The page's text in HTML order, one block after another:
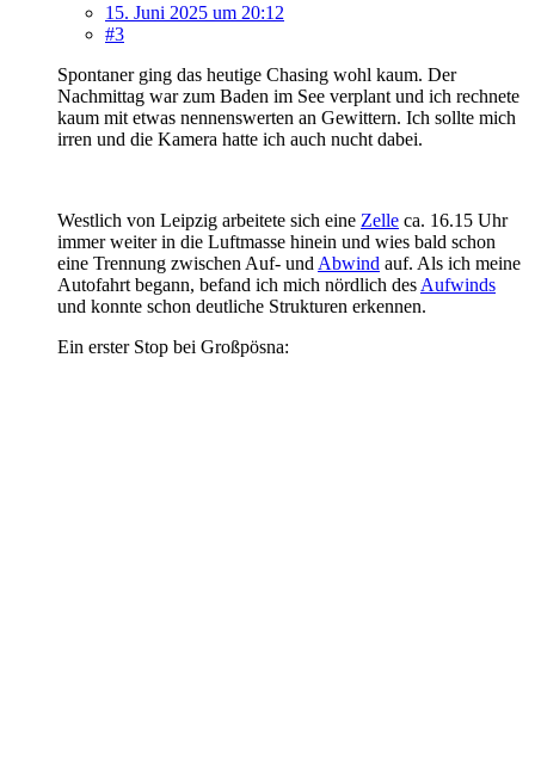
15. Juni 2025 um 20:12
#3
Spontaner ging das heutige Chasing wohl kaum. Der
Nachmittag war zum Baden im See verplant und ich rechnete
kaum mit etwas nennenswerten an Gewittern. Ich sollte mich
irren und die Kamera hatte ich auch nucht dabei.
Westlich von Leipzig arbeitete sich eine Zelle ca. 16.15 Uhr
immer weiter in die Luftmasse hinein und wies bald schon
eine Trennung zwischen Auf- und Abwind auf. Als ich meine
Autofahrt begann, befand ich mich nördlich des Aufwinds
und konnte schon deutliche Strukturen erkennen.
Ein erster Stop bei Großpösna: